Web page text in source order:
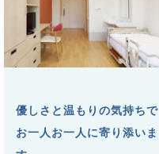
優しさと温もりの気持ちで
お一人お一人に寄り添いま